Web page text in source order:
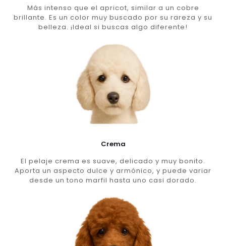
Más intenso que el apricot, similar a un cobre
brillante. Es un color muy buscado por su rareza y su
belleza. ¡Ideal si buscas algo diferente!
Crema
El pelaje crema es suave, delicado y muy bonito.
Aporta un aspecto dulce y armónico, y puede variar
desde un tono marfil hasta uno casi dorado.